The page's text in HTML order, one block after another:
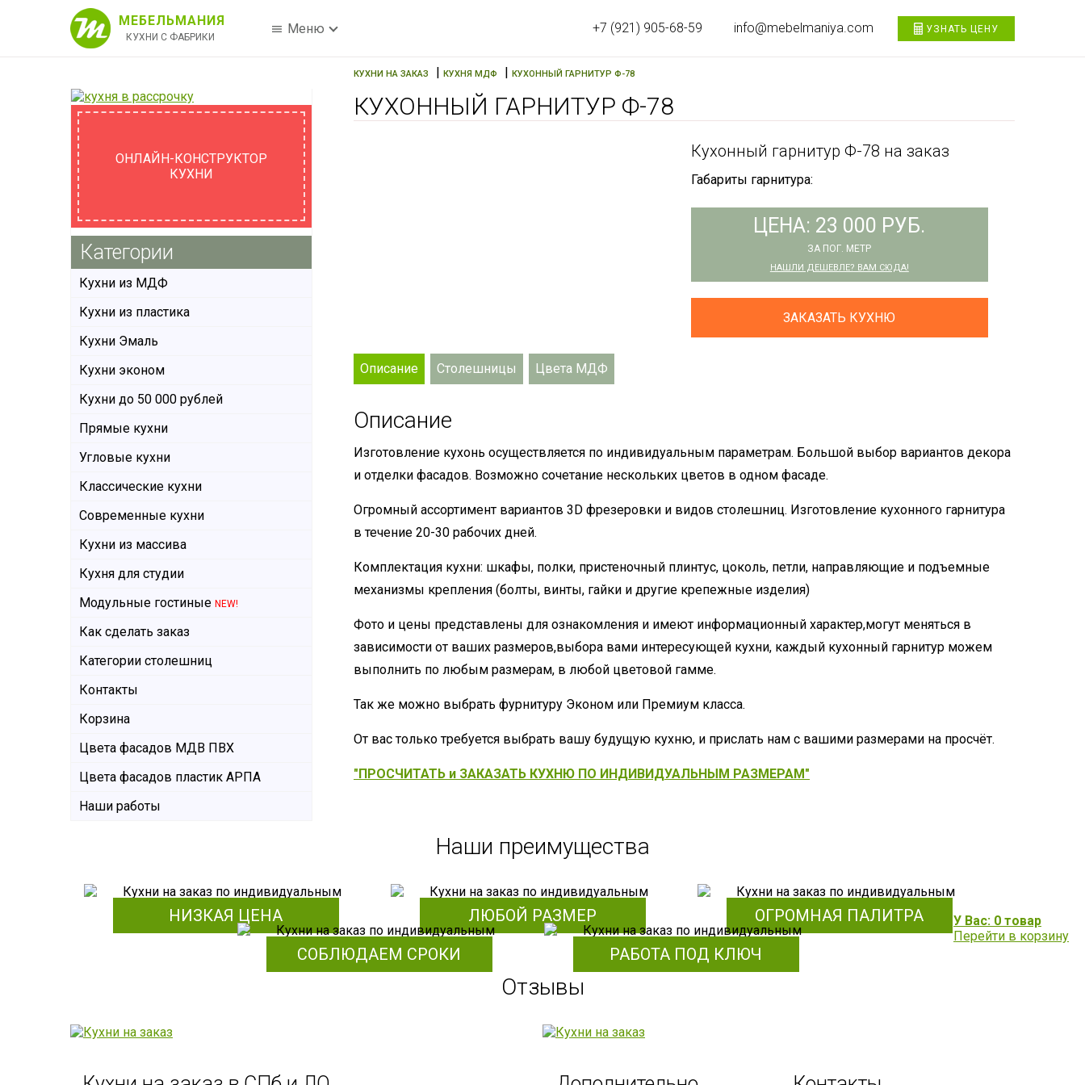
МЕБЕЛЬМАНИЯ
КУХНИ С ФАБРИКИ
Меню +7 (921) 905-68-59 info@mebelmaniya.com УЗНАТЬ ЦЕНУ
КУХНИ НА ЗАКАЗ | КУХНЯ МДФ | КУХОННЫЙ ГАРНИТУР Ф-78
КУХОННЫЙ ГАРНИТУР Ф-78
Кухонный гарнитур Ф-78 на заказ
Габариты гарнитура:
ЦЕНА: 23 000 РУБ.
ЗА ПОГ. МЕТР
НАШЛИ ДЕШЕВЛЕ? ВАМ СЮДА!
ЗАКАЗАТЬ КУХНЮ
Описание Столешницы Цвета МДФ
Описание
Изготовление кухонь осуществляется по индивидуальным параметрам. Большой выбор вариантов декора
и отделки фасадов. Возможно сочетание нескольких цветов в одном фасаде.
Огромный ассортимент вариантов 3D фрезеровки и видов столешниц. Изготовление кухонного гарнитура
в течение 20-30 рабочих дней.
Комплектация кухни: шкафы, полки, пристеночный плинтус, цоколь, петли, направляющие и подъемные
механизмы крепления (болты, винты, гайки и другие крепежные изделия)
Фото и цены представлены для ознакомления и имеют информационный характер,могут меняться в
зависимости от ваших размеров,выбора вами интересующей кухни, каждый кухонный гарнитур можем
выполнить по любым размерам, в любой цветовой гамме.
Так же можно выбрать фурнитуру Эконом или Премиум класса.
От вас только требуется выбрать вашу будущую кухню, и прислать нам с вашими размерами на просчёт.
"ПРОСЧИТАТЬ и ЗАКАЗАТЬ КУХНЮ ПО ИНДИВИДУАЛЬНЫМ РАЗМЕРАМ"
ОНЛАЙН-КОНСТРУКТОР
КУХНИ
Категории
Кухни из МДФ
Кухни из пластика
Кухни Эмаль
Кухни эконом
Кухни до 50 000 рублей
Прямые кухни
Угловые кухни
Классические кухни
Современные кухни
Кухни из массива
Кухня для студии
Модульные гостиные NEW!
Как сделать заказ
Категории столешниц
Контакты
Корзина
Цвета фасадов МДВ ПВХ
Цвета фасадов пластик АРПА
Наши работы
Наши преимущества
НИЗКАЯ ЦЕНА ЛЮБОЙ РАЗМЕР
ОГРОМНАЯ ПАЛИТРА
СОБЛЮДАЕМ СРОКИ
РАБОТА ПОД КЛЮЧ
Отзывы
У Вас: 0 товар
Перейти в корзину